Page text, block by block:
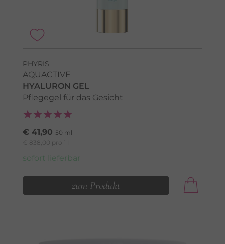
PHYRIS
AQUACTIVE
HYALURON GEL
Pflegegel für das Gesicht
€ 41,90 50 ml
€ 838,00 pro 1 l
sofort lieferbar
zum Produkt